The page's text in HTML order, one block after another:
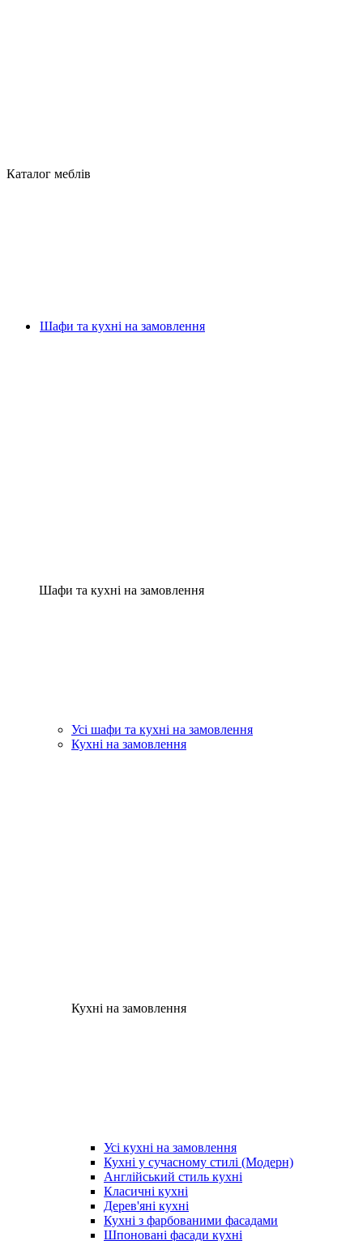
Каталог меблів
Шафи та кухні на замовлення
Шафи та кухні на замовлення
Усі шафи та кухні на замовлення
Кухні на замовлення
Кухні на замовлення
Усі кухні на замовлення
Кухні у сучасному стилі (Модерн)
Англійський стиль кухні
Класичні кухні
Дерев'яні кухні
Кухні з фарбованими фасадами
Шпоновані фасади кухні